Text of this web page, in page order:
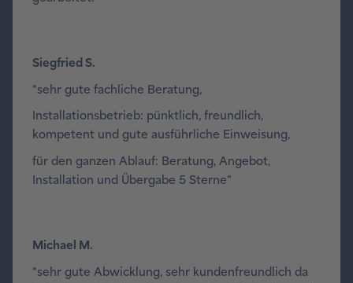
Siegfried S.
"sehr gute fachliche Beratung,
Installationsbetrieb: pünktlich, freundlich,
kompetent und gute ausführliche Einweisung,
für den ganzen Ablauf: Beratung, Angebot,
Installation und Übergabe 5 Sterne"
Michael M.
"sehr gute Abwicklung, sehr kundenfreundlich da